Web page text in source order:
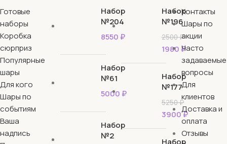
не понравится. С помощью воздушных шаров
Пони Пинки Пай и ее подруг можно создать
волшебную атмосферу на празднике. Он не
только сказочно украсят помещение, сделают
атмосферу веселой, но и преобразят
воздушный набор шаров, который станет
незабываемым. Такой сюрприз запомнится
надолго и вызовет массу восторга. Также наши
шары обладают долгим сроком полета, что не
может не радовать. Фольгированная фигура,
наполненная гелием, провесит в воздухе
Готовые
наборы
Коробка
сюрприз
Популярные
шары
Для кого
Шары по
событиям
Ваша
надпись
Набор
№204
8550 ₽
Набор
№61
5000 ₽
Набор
№2
Набор
№196
2500₽
1980 ₽
Набор
№177
5250₽
3900₽
Набор
Контакты
Шары по
акции
Часто
задаваемые
вопросы
Для
клиентов
Доставка и
оплата
Отзывы